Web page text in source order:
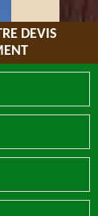
DEVIS